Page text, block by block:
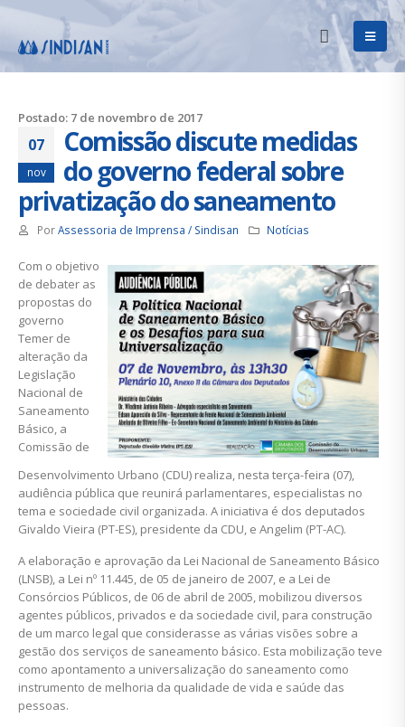
Postado: 7 de novembro de 2017
07
nov
Comissão discute medidas
do governo federal sobre
privatização do saneamento
PorAssessoria de Imprensa / Sindisan Notícias
Com o objetivo
de debater as
propostas do
governo
Temer de
alteração da
Legislação
Nacional de
Saneamento
Básico, a
Comissão de
Desenvolvimento Urbano (CDU) realiza, nesta terça-feira (07),
audiência pública que reunirá parlamentares, especialistas no
tema e sociedade civil organizada. A iniciativa é dos deputados
Givaldo Vieira (PT-ES), presidente da CDU, e Angelim (PT-AC).
A elaboração e aprovação da Lei Nacional de Saneamento Básico
(LNSB), a Lei nº 11.445, de 05 de janeiro de 2007, e a Lei de
Consórcios Públicos, de 06 de abril de 2005, mobilizou diversos
agentes públicos, privados e da sociedade civil, para construção
de um marco legal que considerasse as várias visões sobre a
gestão dos serviços de saneamento básico. Esta mobilização teve
como apontamento a universalização do saneamento como
instrumento de melhoria da qualidade de vida e saúde das
pessoas.